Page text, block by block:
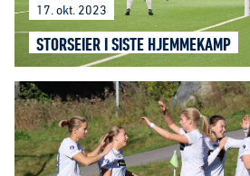
17. okt. 2023
STORSEIER I SISTE HJEMMEKAMP